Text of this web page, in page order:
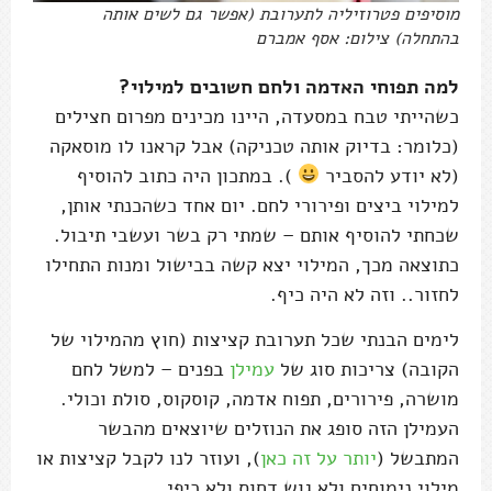
מוסיפים פטרוזיליה לתערובת (אפשר גם לשים אותה
בהתחלה) צילום: אסף אמברם
למה תפוחי האדמה ולחם חשובים למילוי?
כשהייתי טבח במסעדה, היינו מכינים מפרום חצילים
(כלומר: בדיוק אותה טכניקה) אבל קראנו לו מוסאקה
(לא יודע להסביר
). במתכון היה כתוב להוסיף
למילוי ביצים ופירורי לחם. יום אחד כשהכנתי אותן,
שכחתי להוסיף אותם – שמתי רק בשר ועשבי תיבול.
כתוצאה מכך, המילוי יצא קשה בבישול ומנות התחילו
לחזור.. וזה לא היה כיף.
לימים הבנתי שכל תערובת קציצות (חוץ מהמילוי של
הקובה) צריכות סוג של עמילן בפנים – למשל לחם
מושרה, פירורים, תפוח אדמה, קוסקוס, סולת וכולי.
העמילן הזה סופג את הנוזלים שיוצאים מהבשר
המתבשל (יותר על זה כאן), ועוזר לנו לקבל קציצות או